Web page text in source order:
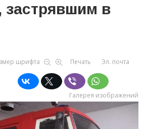
застрявшим в
шрифта
Печать Эл. почта
Галерея изображений